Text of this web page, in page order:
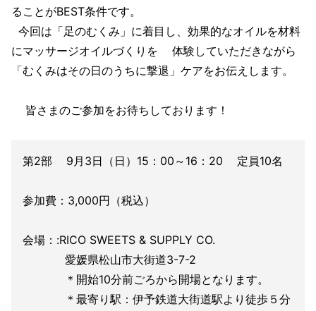
ることがBEST条件です。
今回は「足のむくみ」に着目し、効果的なオイルを材料
にマッサージオイルづくりを 体験していただきながら
「むくみはその日のうちに撃退」ケアをお伝えします。
皆さまのご参加をお待ちしております！
第2部 9月3日（日）15：00～16：20 定員10名
参加費：3,000円（税込）
会場：:RICO SWEETS & SUPPLY CO.
愛媛県松山市大街道3-7-2
＊開始10分前ごろから開場となります。
＊最寄り駅：伊予鉄道大街道駅より徒歩５分